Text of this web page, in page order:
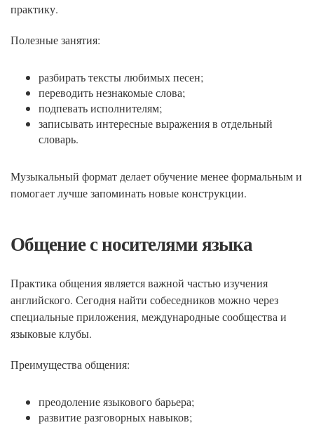
практику.
Полезные занятия:
разбирать тексты любимых песен;
переводить незнакомые слова;
подпевать исполнителям;
записывать интересные выражения в отдельный
словарь.
Музыкальный формат делает обучение менее формальным и
помогает лучше запоминать новые конструкции.
Общение с носителями языка
Практика общения является важной частью изучения
английского. Сегодня найти собеседников можно через
специальные приложения, международные сообщества и
языковые клубы.
Преимущества общения:
преодоление языкового барьера;
развитие разговорных навыков;